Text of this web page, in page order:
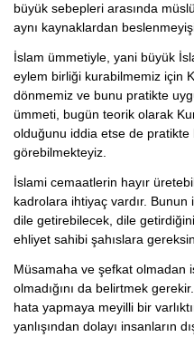
büyük sebepleri arasında
aynı kaynaklardan
İslam ümmetiyle, yani büyük
eylem birliği kurabilmemiz için
dönmemiz ve bunu pratikte
ümmeti, bugün teorik olarak
olduğunu iddia etse de pratikte
görebilmekteyiz.
İslami cemaatlerin hayır
kadrolara ihtiyaç vardır.
dile getirebilecek, dile
ehliyet sahibi şahıslara
Müsamaha ve şefkat olmadan
olmadığını da belirtmek
hata yapmaya meyilli bir
yanlışından dolayı insanların